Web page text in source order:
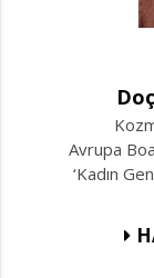
Avrupa
‘Kadın